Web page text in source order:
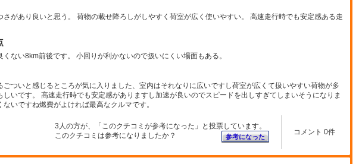
さがあり良いと思う。 荷物の載せ降ろしがしやすく荷室が広く使いやすい。 高速走行時でも安定感ある走
くない8km前後です。 小回りが利かないので扱いにくい場面もある。
ごついと感じるところが気に入りました、室内はそれなりに広いですし荷室が広くて扱いやすい荷物が多
しいです。 高速走行時でも安定感がありますし加速が良いのでスピードを出しすぎてしまいそうになりま
ないですね燃費がよければ最高なクルマです。
3人の方が、「このクチコミが参考になった」と投票しています。
このクチコミは参考になりましたか？
参考になった
コメント 0件